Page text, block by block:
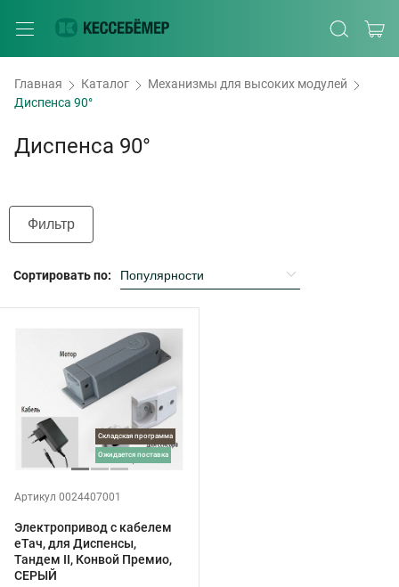
Главная Каталог
Механизмы для высоких модулей
Диспенса 90°
Диспенса 90°
Фильтр
Сортировать по:
Складская программа
ожидается поставка
Артикул 0024407001
Электропривод с кабелем
еТач, для Диспенсы,
Тандем II, Конвой Премио,
СЕРЫЙ